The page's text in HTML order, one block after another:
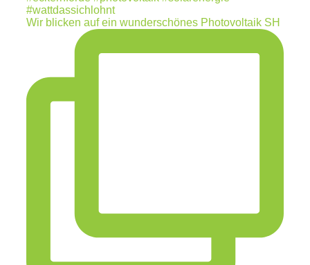
Wir blicken auf ein wunderschönes Photovoltaik SH